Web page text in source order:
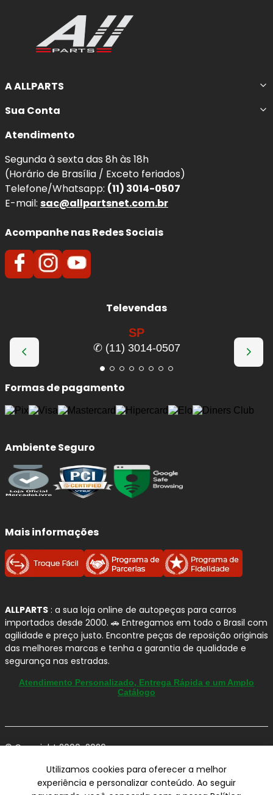
A ALLPARTS
Sua Conta
Atendimento
Segunda à sexta das 8h às 18h
(Horário de Brasília / Exceto feriados)
Telefone/Whatsapp: (11) 3014-0507
E-mail: sac@allpartsnet.com.br
Acompanhe nas Redes Sociais
Televendas
SP
✆ (11) 3014-0507
Formas de pagamento
Ambiente Seguro
Mais informações
ALLPARTS : a sua loja online de autopeças para carros
importados desde 2000. 🚗 Entregamos em todo o Brasil com
agilidade e preço justo. Encontre peças de reposição originais
das melhores marcas e tenha a garantia de qualidade e
segurança nas estradas.
Atendimento Personalizado, Entrega Rápida e um Amplo
Catálogo
© Copyright 2000-2026
CNPJ 03.724.695/0001-42 - Av. Avelino Capellato, 450 - Santa
Claudina - Vinhedo/SP - CEP 13284-480.
Utilizamos cookies para oferecer a melhor
experiência e personalizar conteúdo. Ao seguir